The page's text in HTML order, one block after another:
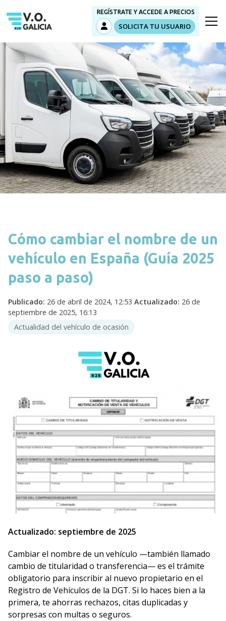
REGÍSTRATE Y ACCEDE A PRECIOS
SOLICITA TU USUARIO
Cómo cambiar el nombre de un
vehículo en España (Guía 2025
paso a paso)
Publicado: 26 de abril de 2024, 12:53 Actualizado: 26 de
septiembre de 2025, 16:13
Actualidad del vehículo de ocasión
Actualizado: septiembre de 2025
Cambiar el nombre de un vehículo —también llamado
cambio de titularidad o transferencia— es el trámite
obligatorio para inscribir al nuevo propietario en el
Registro de Vehículos de la DGT. Si lo haces bien a la
primera, te ahorras rechazos, citas duplicadas y
sorpresas con multas o seguros.